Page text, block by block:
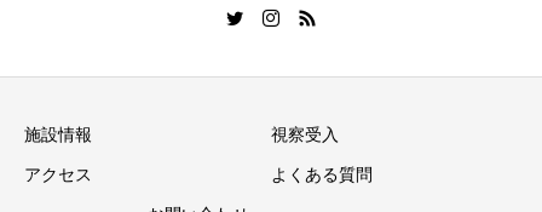
施設情報
視察受入
アクセス
よくある質問